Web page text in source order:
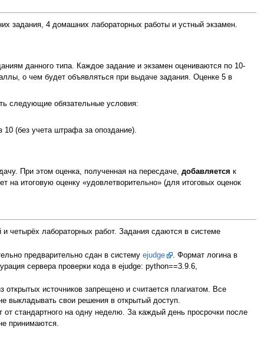
задания, 4 домашних лабораторных работы и устный экзамен.
данного типа. Каждое задание и экзамен оцениваются по 10-
о чем будет объявляться при выдаче задания. Оценке 5 в
следующие обязательные условия:
10 (без учета штрафа за опоздание).
При этом оценка, полученная на пересдаче, добавляется к
на итоговую оценку «удовлетворительно» (для итоговых оценок
четырёх лабораторных работ. Задания сдаются в системе
предварительно сдан в системуejudge
. Формат логина в
сервера проверки кода в ejudge: python==3.9.6,
источников запрещено и считается плагиатом. Все
выкладывать свои решения в открытый доступ.
стандартного на одну неделю. За каждый день просрочки после
принимаются.